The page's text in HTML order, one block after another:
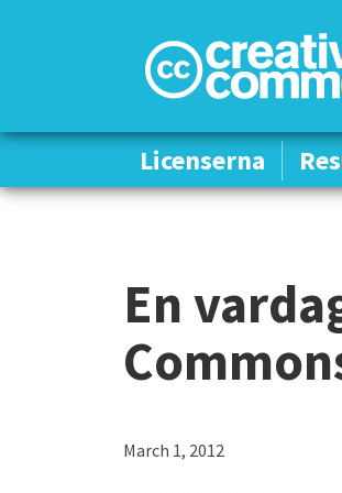
Licenserna
Licenserna
En
March 1, 2012